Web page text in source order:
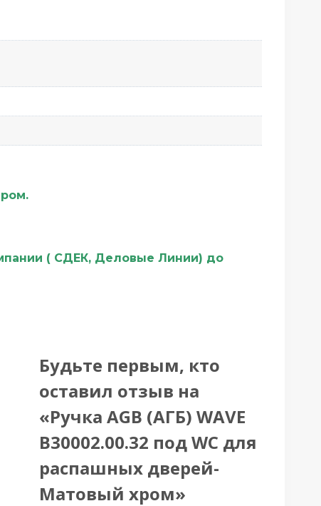
( СДЕК, Деловые Линии) до
Будьте первым, кто
оставил отзыв на
«Ручка AGB (АГБ) WAVE
B30002.00.32 под WC для
распашных дверей-
Матовый хром»